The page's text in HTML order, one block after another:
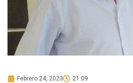
Febrero 24, 2023 21:09